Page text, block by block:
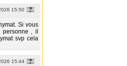
15:50
Si vous
, il
svp cela
15:44